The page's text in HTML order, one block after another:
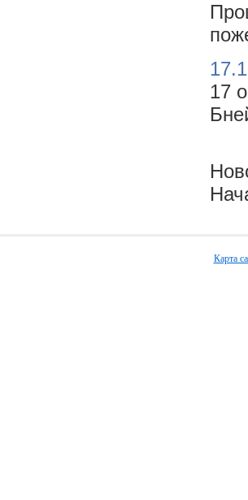
17
Карта